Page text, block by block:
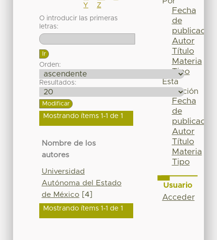
Y
Z
O introducir las primeras
letras:
Orden:
Resultados:
Mostrando ítems 1-1 de 1
Nombre de los
autores
Universidad
Autónoma del Estado
de México [4]
Mostrando ítems 1-1 de 1
Fecha
de
publicación
Autor
Título
Materia
Tipo
Esta
colección
Fecha
de
publicación
Autor
Título
Materia
Tipo
Usuario
Acceder